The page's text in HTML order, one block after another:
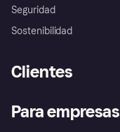
Seguridad
Sostenibilidad
Clientes
Inicio de sesión
Para empresas